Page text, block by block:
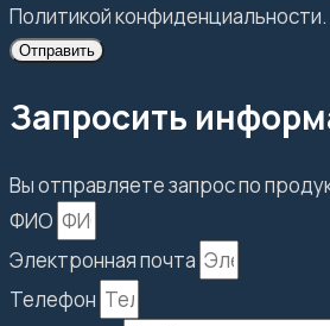
Политикой конфиденциальности.
Отправить
Запросить
Вы отправляете запрос по
ФИО
Электронная почта
Телефон